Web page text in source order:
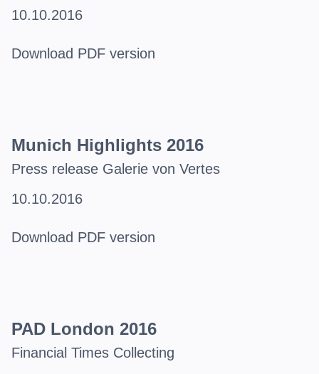
10.10.2016
Download PDF version
Munich Highlights 2016
Press release Galerie von Vertes
10.10.2016
Download PDF version
PAD London 2016
Financial Times Collecting